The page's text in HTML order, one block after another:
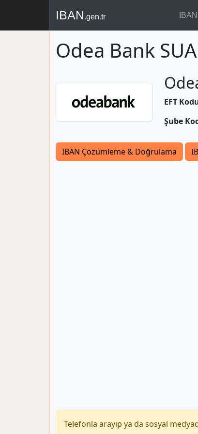
IBAN.gen.tr
Odea Bank
EFT
Şube
IBAN Çözümleme & Doğrulama
Telefonla arayıp ya da sosyal